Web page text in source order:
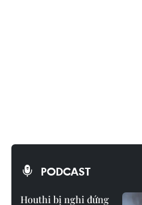
PODCAST
Houthi bị nghi đứng